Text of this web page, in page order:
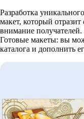
Разработка
макет, который
внимание получателей.
Готовые макеты: вы
каталога и дополнить